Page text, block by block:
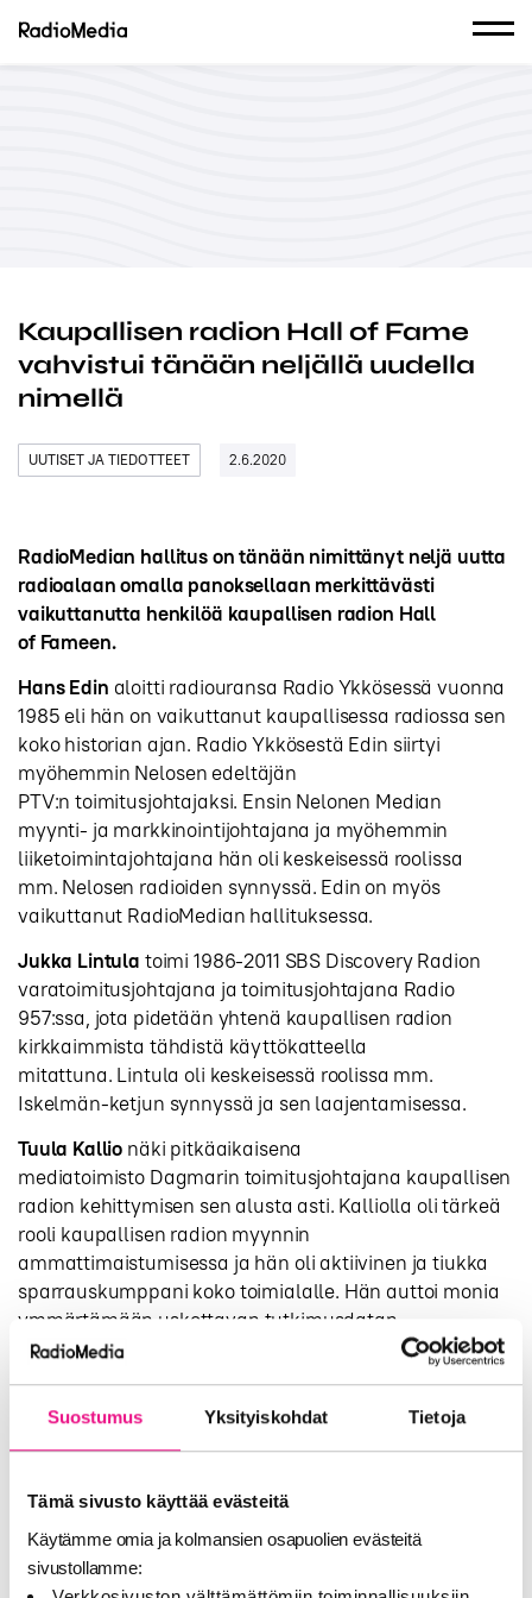
Suostumus Yksityiskohdat Tietoja
Tämä sivusto käyttää evästeitä
Käytämme omia ja kolmansien osapuolien evästeitä
sivustollamme:
Kaupallisen radion Hall of Fame
vahvistui tänään neljällä uudella
nimellä
UUTISET JA TIEDOTTEET 2.6.2020
RadioMedian hallitus on tänään nimittänyt neljä uutta
radioalaan omalla panoksellaan merkittävästi
vaikuttanutta henkilöä kaupallisen radion Hall
of Fameen.
Hans Edin aloitti radiouransa Radio Ykkösessä vuonna
1985 eli hän on vaikuttanut kaupallisessa radiossa sen
koko historian ajan. Radio Ykkösestä Edin siirtyi
myöhemmin Nelosen edeltäjän
PTV:n toimitusjohtajaksi. Ensin Nelonen Median
myynti- ja markkinointijohtajana ja myöhemmin
liiketoimintajohtajana hän oli keskeisessä roolissa
mm. Nelosen radioiden synnyssä. Edin on myös
vaikuttanut RadioMedian hallituksessa.
Jukka Lintula toimi 1986-2011 SBS Discovery Radion
varatoimitusjohtajana ja toimitusjohtajana Radio
957:ssa, jota pidetään yhtenä kaupallisen radion
kirkkaimmista tähdistä käyttökatteella
mitattuna. Lintula oli keskeisessä roolissa mm.
Iskelmän-ketjun synnyssä ja sen laajentamisessa.
Tuula Kallio näki pitkäaikaisena
mediatoimisto Dagmarin toimitusjohtajana kaupallisen
radion kehittymisen sen alusta asti. Kalliolla oli tärkeä
rooli kaupallisen radion myynnin
ammattimaistumisessa ja hän oli aktiivinen ja tiukka
sparrauskumppani koko toimialalle. Hän auttoi monia
ymmärtämään uskottavan tutkimusdatan
tärkeyden ja sen, että hinnoittelumallien tulee olla
Hannu Hannula
vaikutti pitkään Digitassa ja häneen
henkilöityi vahvasti se miten lähetyspalveluita myytiin
Viestintäviraston suuntaan toimivien ja tehokkaiden
lähetystekniikkaverkostojen luonnissa, muun muassa
parhaan kuuluvuuden mahdollistamien optimaalisten